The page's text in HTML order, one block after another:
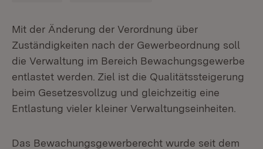
Mit der Änderung der Verordnung über
Zuständigkeiten nach der Gewerbeordnung soll
die Verwaltung im Bereich Bewachungsgewerbe
entlastet werden. Ziel ist die Qualitätssteigerung
beim Gesetzesvollzug und gleichzeitig eine
Entlastung vieler kleiner Verwaltungseinheiten.
Das Bewachungsgewerberecht wurde seit dem